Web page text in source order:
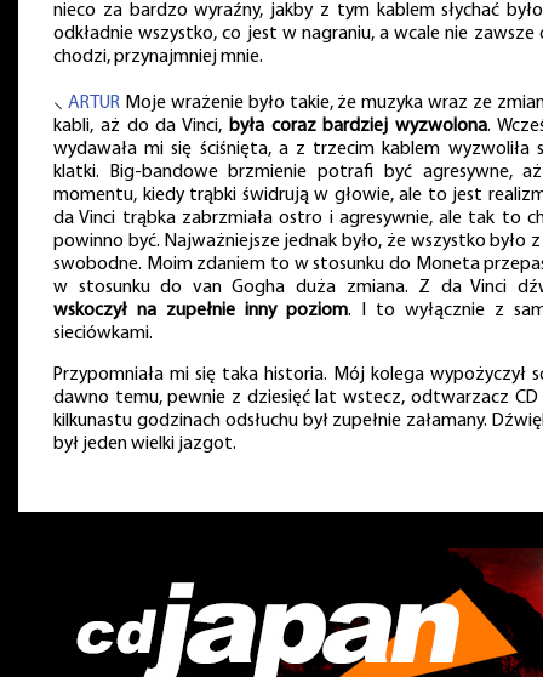
nieco za bardzo wyraźny, jakby z tym kablem słychać
odkładnie wszystko, co jest w nagraniu, a wcale nie zawsze
chodzi, przynajmniej mnie.
⸜ ARTURMoje wrażenie było takie, że muzyka wraz ze
kabli, aż do da Vinci, była coraz bardziej wyzwolona.
wydawała mi się ściśnięta, a z trzecim kablem wyzwoliła
klatki. Big-bandowe brzmienie potrafi być agresywne,
momentu, kiedy trąbki świdrują w głowie, ale to jest
da Vinci trąbka zabrzmiała ostro i agresywnie, ale tak to
powinno być. Najważniejsze jednak było, że wszystko było
swobodne. Moim zdaniem to w stosunku do Moneta
w stosunku do van Gogha duża zmiana. Z da Vinci
wskoczył na zupełnie inny poziom. I to wyłącznie z
sieciówkami.
Przypomniała mi się taka historia. Mój kolega wypożyczył
dawno temu, pewnie z dziesięć lat wstecz, odtwarzacz CD
kilkunastu godzinach odsłuchu był zupełnie załamany.
był jeden wielki jazgot.